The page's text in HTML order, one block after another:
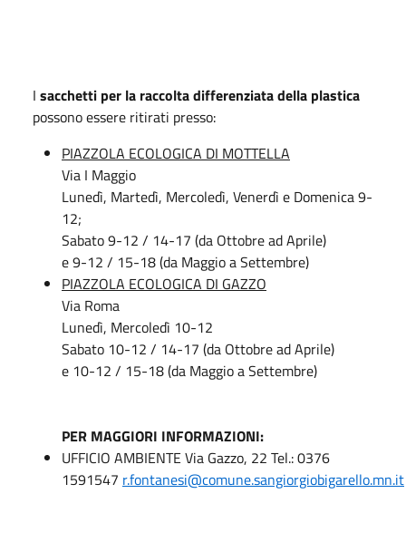
I sacchetti per la raccolta differenziata della plastica
possono essere ritirati presso:
PIAZZOLA ECOLOGICA DI MOTTELLA
Via I Maggio
Lunedì, Martedì, Mercoledì, Venerdì e Domenica 9-
12;
Sabato 9-12 / 14-17 (da Ottobre ad Aprile)
e 9-12 / 15-18 (da Maggio a Settembre)
PIAZZOLA ECOLOGICA DI GAZZO
Via Roma
Lunedì, Mercoledì 10-12
Sabato 10-12 / 14-17 (da Ottobre ad Aprile)
e 10-12 / 15-18 (da Maggio a Settembre)
PER MAGGIORI INFORMAZIONI:
UFFICIO AMBIENTE Via Gazzo, 22 Tel.: 0376
1591547 r.fontanesi@comune.sangiorgiobigarello.mn.it